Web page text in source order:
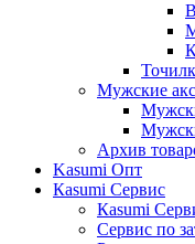
Мужские
Архив
Kasumi Опт
Кasumi Сервис
Кasumi
Сервис по